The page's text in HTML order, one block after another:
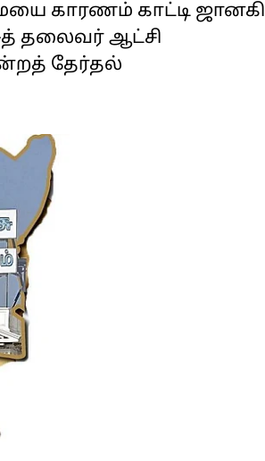
காரணம் காட்டி ஜானகி
தலைவர் ஆட்சி
தேர்தல்